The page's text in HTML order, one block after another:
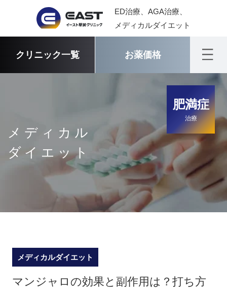
ED治療、AGA治療、
メディカルダイエット
クリニック一覧 お薬価格
肥満症
治療
メディカル
ダイエット
メディカルダイエット
マンジャロの効果と副作用は？打ち方